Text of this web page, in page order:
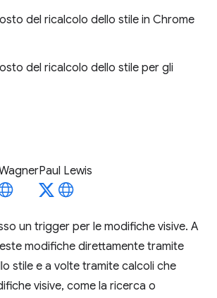
del ricalcolo dello stile in Chrome
del ricalcolo dello stile per gli
Paul Lewis
un trigger per le modifiche visive. A
modifiche direttamente tramite
stile e a volte tramite calcoli che
visive, come la ricerca o